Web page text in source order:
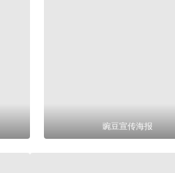
豌豆宣传海报